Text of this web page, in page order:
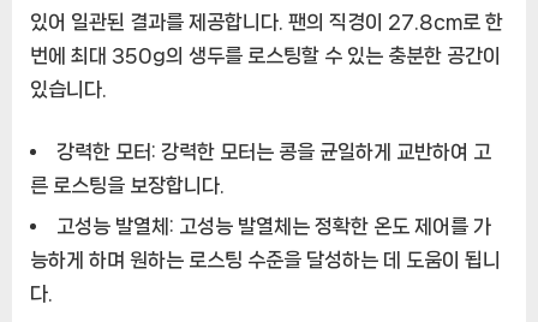
있어 일관된 결과를 제공합니다. 팬의 직경이 27.8cm로 한
번에 최대 350g의 생두를 로스팅할 수 있는 충분한 공간이
있습니다.
강력한 모터: 강력한 모터는 콩을 균일하게 교반하여 고
른 로스팅을 보장합니다.
고성능 발열체: 고성능 발열체는 정확한 온도 제어를 가
능하게 하며 원하는 로스팅 수준을 달성하는 데 도움이 됩니
다.